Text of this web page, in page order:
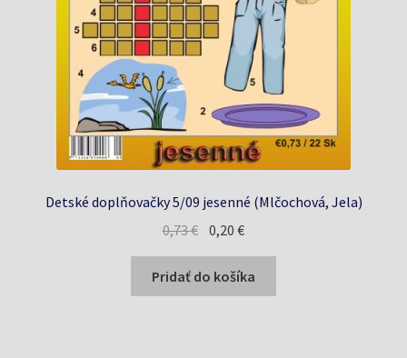
Detské doplňovačky 5/09 jesenné (Mlčochová, Jela)
0,73€ Pôvodná
bola:
0,73 €.
0,20€Aktuálna
je:
0,20 €.
Pridať do košíka